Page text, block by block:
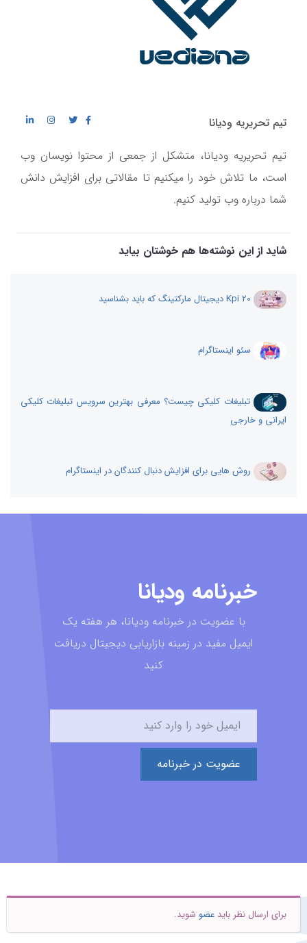
تیم تحریریه ودیانا
تیم تحریریه ودیانا، متشکل از جمعی از محتوا نویسان وب
است، ما تلاش خود را میکنیم تا مقالاتی برای افزایش دانش
شما درباره وب تولید کنیم.
شاید از این نوشته‌ها هم خوشتان بیاید
سئو اینستاگرام
تبلیغات کلیکی چیست؟ معرفی بهترین سرویس تبلیغات کلیکی
ایرانی و خارجی
روش هایی برای افزایش دنبال کنندگان در اینستاگرام
خبرنامه ودیانا
با عضویت در خبرنامه ودیانا، هر هفته یک
ایمیل مفید در زمینه بازاریابی دیجیتال دریافت
کنید
عضویت در خبرنامه
برای ارسال نظر باید عضو شوید.